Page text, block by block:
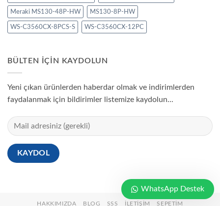
Meraki MS130-48P-HW MS130-8P-HW
WS-C3560CX-8PCS-S WS-C3560CX-12PC
BÜLTEN IÇIN KAYDOLUN
Yeni çıkan ürünlerden haberdar olmak ve indirimlerden
faydalanmak için bildirimler listemize kaydolun...
HAKKIMIZDA BLOG SSS İLETIŞIM SEPETIM
WhatsApp Destek